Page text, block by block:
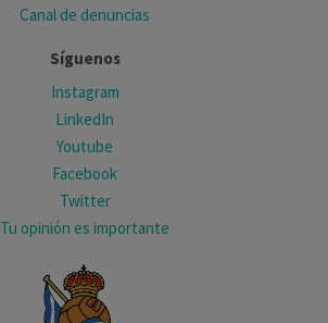
Canal de denuncias
Síguenos
Instagram
LinkedIn
Youtube
Facebook
Twitter
Tu opinión es importante